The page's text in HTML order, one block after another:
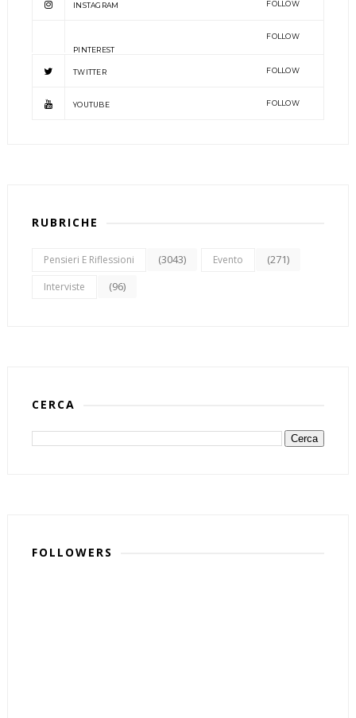
INSTAGRAM FOLLOW
PINTEREST
FOLLOW
TWITTER FOLLOW
YOUTUBE FOLLOW
RUBRICHE
Pensieri E Riflessioni (3043) Evento (271)
Interviste (96)
CERCA
FOLLOWERS